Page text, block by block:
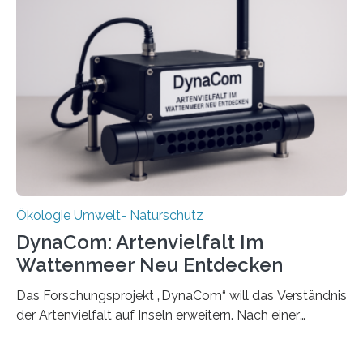
Ökologie Umwelt- Naturschutz
DynaCom: Artenvielfalt Im
Wattenmeer Neu Entdecken
Das Forschungsprojekt „DynaCom“ will das Verständnis
der Artenvielfalt auf Inseln erweitern. Nach einer